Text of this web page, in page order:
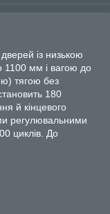
із низькою
1100 мм і вагою до
тягою без
180
й кінцевого
регулювальними
циклів. До